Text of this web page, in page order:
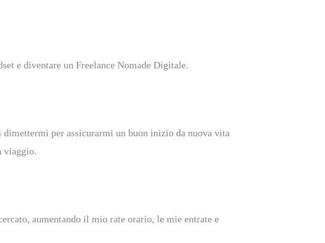
e diventare un Freelance Nomade Digitale.
per assicurarmi un buon inizio da nuova vita
viaggio.
aumentando il mio rate orario, le mie entrate e